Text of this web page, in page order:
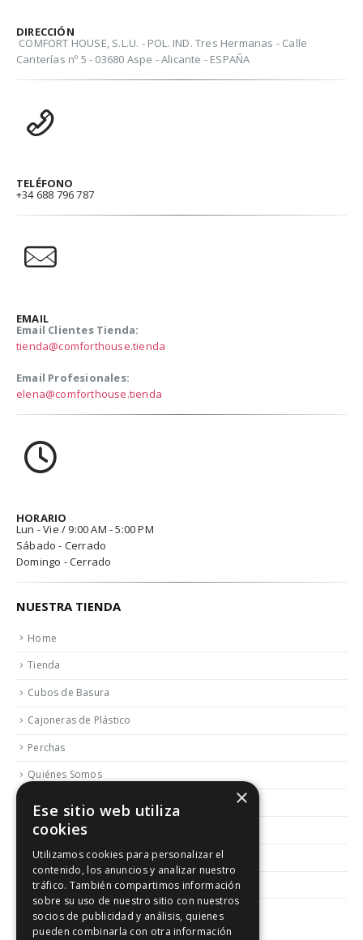
DIRECCIÓN
COMFORT HOUSE, S.L.U. - POL. IND. Tres Hermanas - Calle
Canterías nº 5 - 03680 Aspe - Alicante - ESPAÑA
TELÉFONO
+34 688 796 787
EMAIL
Email Clientes Tienda:
tienda@comforthouse.tienda
Email Profesionales:
elena@comforthouse.tienda
HORARIO
Lun - Vie / 9:00 AM - 5:00 PM
Sábado - Cerrado
Domingo - Cerrado
NUESTRA TIENDA
Home
Tienda
Cubos de Basura
Cajoneras de Plástico
Perchas
Quiénes Somos
Contactar
Blog
Política de Reembolso y Devoluciones
Aviso Legal
×
Ese sitio web utiliza
cookies
Utilizamos cookies para personalizar el
contenido, los anuncios y analizar nuestro
tráfico. También compartimos información
sobre su uso de nuestro sitio con nuestros
socios de publicidad y análisis, quienes
pueden combinarla con otra información